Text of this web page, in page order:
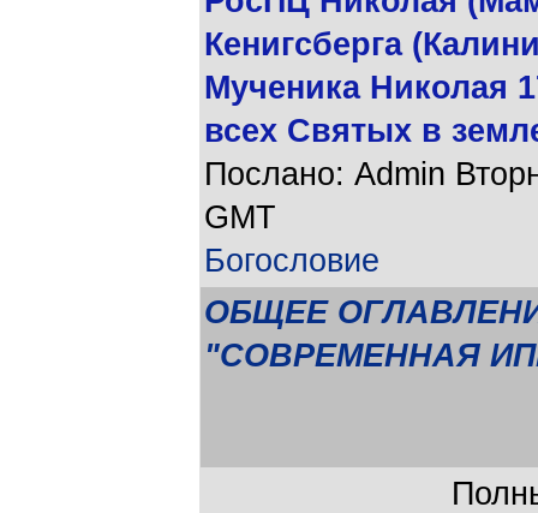
Кенигсберга
Мученика Николая
всех Святых в
Послано: Admin
GMT
Богословие
ОБЩЕЕ
"СОВРЕМЕННАЯ